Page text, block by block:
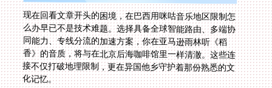
现在回看文章开头的困境，在巴西用咪咕音乐地区限制怎
么办早已不是技术难题。选择具备全球智能路由、多端协
同能力、专线分流的加速方案，你在亚马逊雨林听《稻
香》的音质，将与在北京后海咖啡馆里一样清澈。这些连
接不仅打破地理限制，更在异国他乡守护着那份熟悉的文
化记忆。